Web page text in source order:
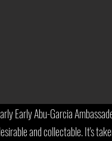
Early Abu-Garcia
and collectable. It's